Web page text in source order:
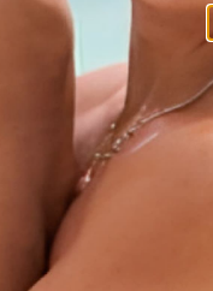
DPD) Pedidos
DPD (España
discreto.
cuando esté